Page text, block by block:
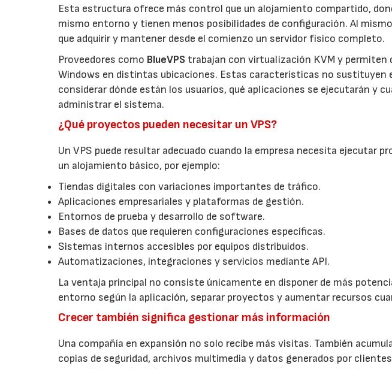
Esta estructura ofrece más control que un alojamiento compartido,
mismo entorno y tienen menos posibilidades de configuración. Al
que adquirir y mantener desde el comienzo un servidor físico completo.
Proveedores como BlueVPS trabajan con virtualización KVM y permiten
Windows en distintas ubicaciones. Estas características no sustituyen
considerar dónde están los usuarios, qué aplicaciones se ejecutarán y
administrar el sistema.
¿Qué proyectos pueden necesitar un VPS?
Un VPS puede resultar adecuado cuando la empresa necesita ejecutar
un alojamiento básico, por ejemplo:
Tiendas digitales con variaciones importantes de tráfico.
Aplicaciones empresariales y plataformas de gestión.
Entornos de prueba y desarrollo de software.
Bases de datos que requieren configuraciones específicas.
Sistemas internos accesibles por equipos distribuidos.
Automatizaciones, integraciones y servicios mediante API.
La ventaja principal no consiste únicamente en disponer de más
entorno según la aplicación, separar proyectos y aumentar recursos
Crecer también significa gestionar más información
Una compañía en expansión no solo recibe más visitas. También
copias de seguridad, archivos multimedia y datos generados por